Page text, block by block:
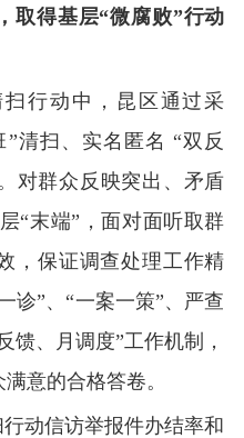
取得基层“微腐败”行动
行动中，昆区通过采
清扫、实名匿名 “双反
对群众反映突出、矛盾
“末端”，面对面听取群
，保证调查处理工作精
诊”、“一案一策”、严查
馈、月调度”工作机制，
意的合格答卷。
动信访举报件办结率和